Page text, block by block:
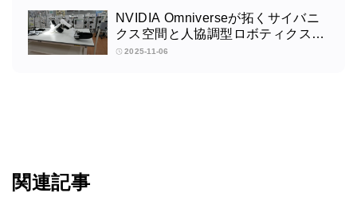
NVIDIA Omniverseが拓くサイバニ
クス空間と人協調型ロボティクスの
未来：筑波大学サイバニクス研究セ
2025-11-06
関連記事